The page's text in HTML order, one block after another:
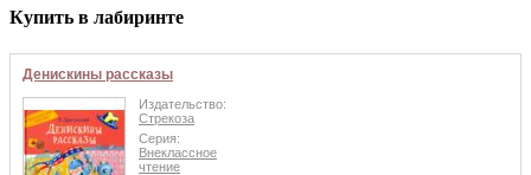
Купить в лабиринте
Денискины рассказы
Издательство:
Стрекоза
Серия:
Внеклассное
чтение